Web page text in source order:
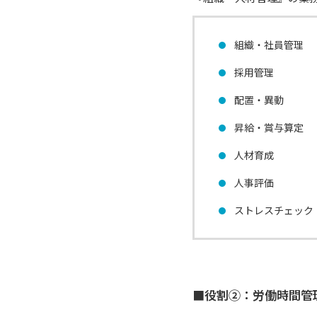
組織・社員管理
採用管理
配置・異動
昇給・賞与算定
人材育成
人事評価
ストレスチェック
■役割②：労働時間管